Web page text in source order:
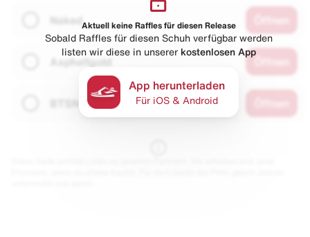
Naked
Asphaltgold
Aktuell keine Raffles für diesen Release
Sobald Raffles für diesen Schuh verfügbar werden
listen wir diese in unserer kostenlosen App
App herunterladen
Für iOS & Android